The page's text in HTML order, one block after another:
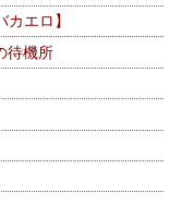
エロ】
待機所